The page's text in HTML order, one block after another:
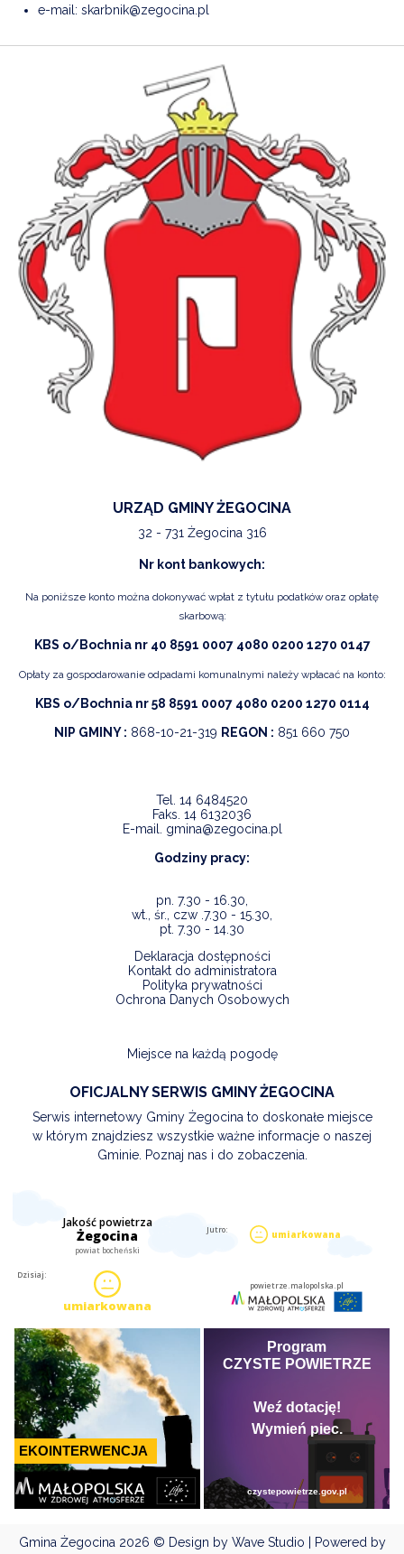
e-mail: skarbnik@zegocina.pl
URZĄD GMINY ŻEGOCINA
32 - 731 Żegocina 316
Nr kont bankowych:
Na poniższe konto można dokonywać wpłat z tytułu podatków oraz opłatę
skarbową:
KBS o/Bochnia nr 40 8591 0007 4080 0200 1270 0147
Opłaty za gospodarowanie odpadami komunalnymi należy wpłacać na konto:
KBS o/Bochnia nr 58 8591 0007 4080 0200 1270 0114
NIP GMINY : 868-10-21-319 REGON : 851 660 750
Tel. 14 6484520
Faks. 14 6132036
E-mail. gmina@zegocina.pl
Godziny pracy:
pn. 7.30 - 16.30,
wt., śr., czw .7.30 - 15.30,
pt. 7.30 - 14.30
Deklaracja dostępności
Kontakt do administratora
Polityka prywatności
Ochrona Danych Osobowych
Miejsce na każdą pogodę
OFICJALNY SERWIS GMINY ŻEGOCINA
Serwis internetowy Gminy Żegocina to doskonałe miejsce
w którym znajdziesz wszystkie ważne informacje o naszej
Gminie. Poznaj nas i do zobaczenia.
Gmina Żegocina 2026 © Design by Wave Studio | Powered by